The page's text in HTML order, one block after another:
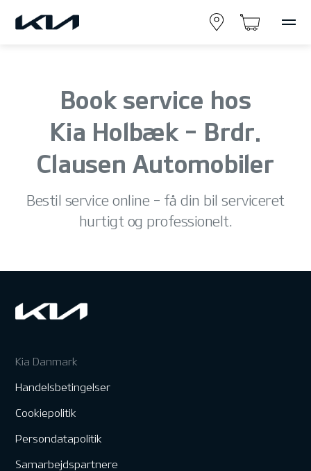
Book service hos
Kia Holbæk - Brdr.
Clausen Automobiler
Bestil service online – få din bil serviceret
hurtigt og professionelt.
Kia Danmark
Handelsbetingelser
Cookiepolitik
Persondatapolitik
Samarbejdspartnere